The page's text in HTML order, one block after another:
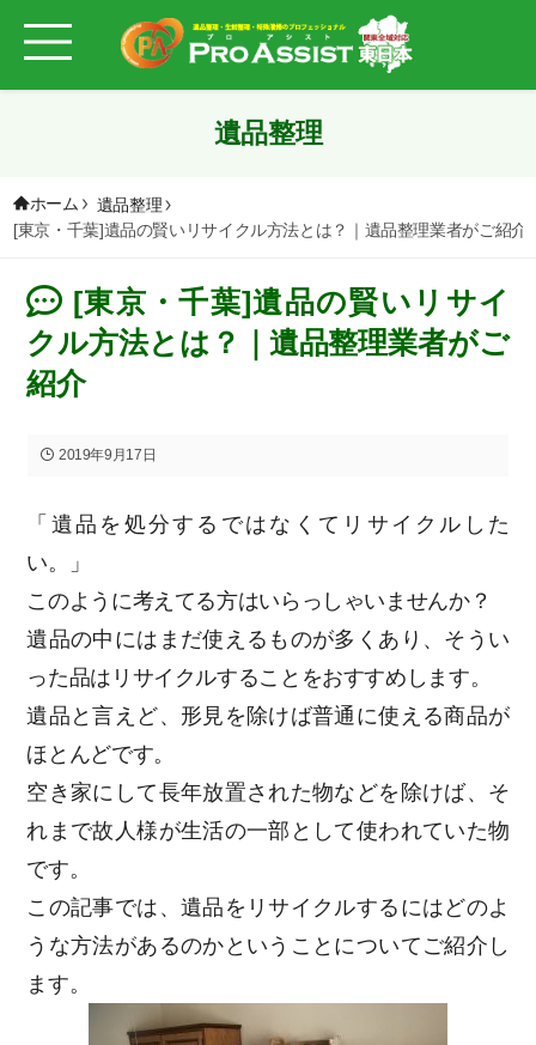
遺品整理
ホーム
遺品整理
[東京・千葉]遺品の賢いリサイクル方法とは？｜遺品整理業者がご紹介
[東京・千葉]遺品の賢いリサイ
クル方法とは？｜遺品整理業者がご
紹介
2019年9月17日
「遺品を処分するではなくてリサイクルした
い。」
このように考えてる方はいらっしゃいませんか？
遺品の中にはまだ使えるものが多くあり、そうい
った品はリサイクルすることをおすすめします。
遺品と言えど、形見を除けば普通に使える商品が
ほとんどです。
空き家にして長年放置された物などを除けば、そ
れまで故人様が生活の一部として使われていた物
です。
この記事では、遺品をリサイクルするにはどのよ
うな方法があるのかということについてご紹介し
ます。